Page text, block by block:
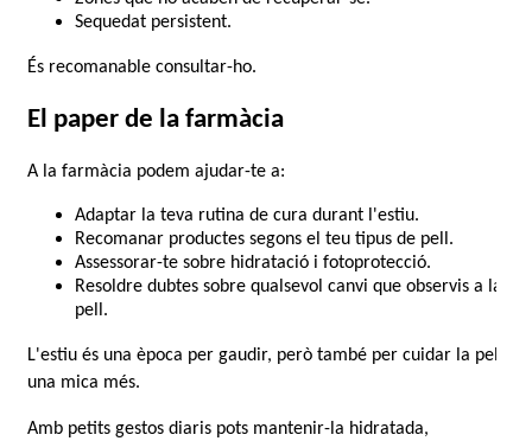
Sequedat persistent.
És recomanable consultar-ho.
El paper de la farmàcia
A la farmàcia podem ajudar-te a:
Adaptar la teva rutina de cura durant l'estiu.
Recomanar productes segons el teu tipus de pell.
Assessorar-te sobre hidratació i fotoprotecció.
Resoldre dubtes sobre qualsevol canvi que observis a la
pell.
L'estiu és una època per gaudir, però també per cuidar la pell
una mica més.
Amb petits gestos diaris pots mantenir-la hidratada,